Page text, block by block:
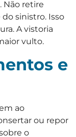
Não retire
sinistro. Isso
A vistoria
vulto.
e
ao
ou repor
o